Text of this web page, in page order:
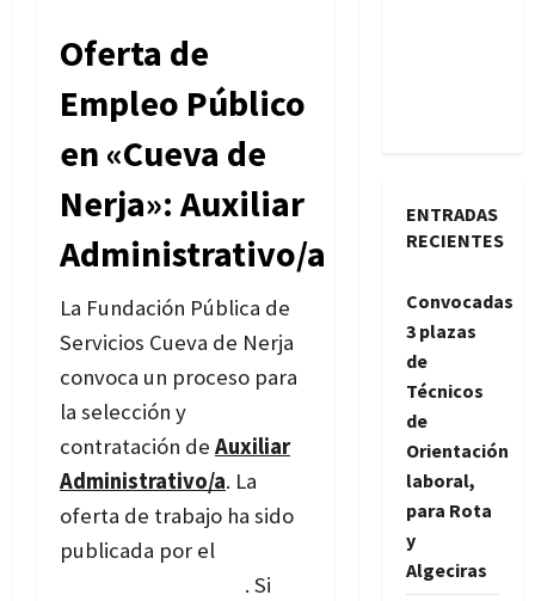
Oferta de
Empleo Público
en «Cueva de
Nerja»: Auxiliar
Administrativo/a
La Fundación Pública de
Servicios Cueva de Nerja
convoca un proceso para
la selección y
contratación de Auxiliar
Administrativo/a. La
oferta de trabajo ha sido
publicada por el
. Si
ENTRADAS
RECIENTES
Convocadas
3 plazas
de
Técnicos
de
Orientación
laboral,
para Rota
y
Algeciras